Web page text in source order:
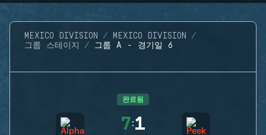
MEXICO DIVISION
MEXICO DIVISION
그룹 스테이지
그룹 A - 경기일 6
완료됨
7:1